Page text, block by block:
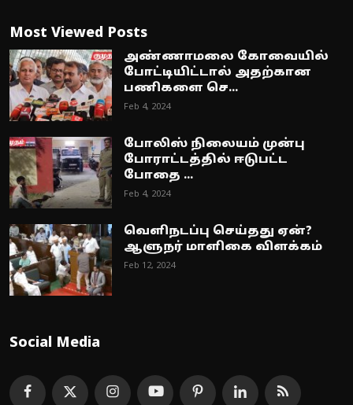
Most Viewed Posts
அண்ணாமலை கோவையில்
போட்டியிட்டால் அதற்கான
பணிகளை செ...
Feb 4, 2024
போலிஸ் நிலையம் முன்பு
போராட்டத்தில் ஈடுபட்ட
போதை ...
Feb 4, 2024
வெளிநடப்பு செய்தது ஏன்?
ஆளுநர் மாளிகை விளக்கம்
Feb 12, 2024
Social Media